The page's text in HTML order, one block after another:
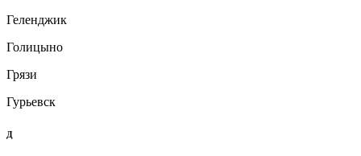
Геленджик
Голицыно
Грязи
Гурьевск
Д